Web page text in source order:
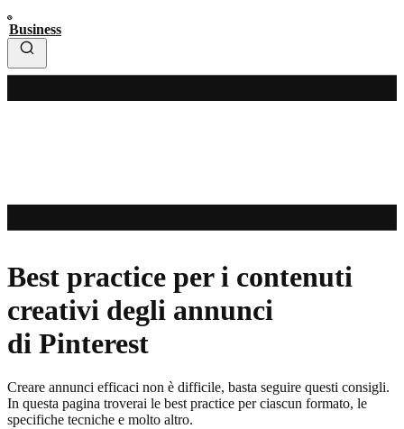
Business
Best practice per i contenuti
creativi degli annunci
di Pinterest
Creare annunci efficaci non è difficile, basta seguire questi consigli.
In questa pagina troverai le best practice per ciascun formato, le
specifiche tecniche e molto altro.